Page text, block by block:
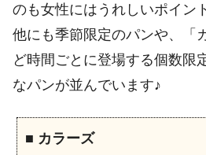
のも女性にはうれしいポイン
他にも季節限定のパンや、「
ど時間ごとに登場する個数限
なパンが並んでいます♪
■ カラーズ